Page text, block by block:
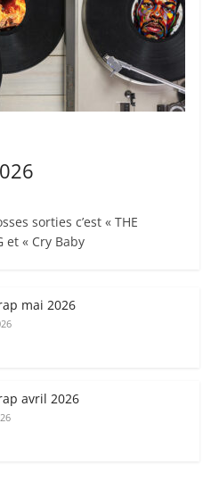
sorties c’est « THE
et « Cry Baby
mai 2026
avril 2026